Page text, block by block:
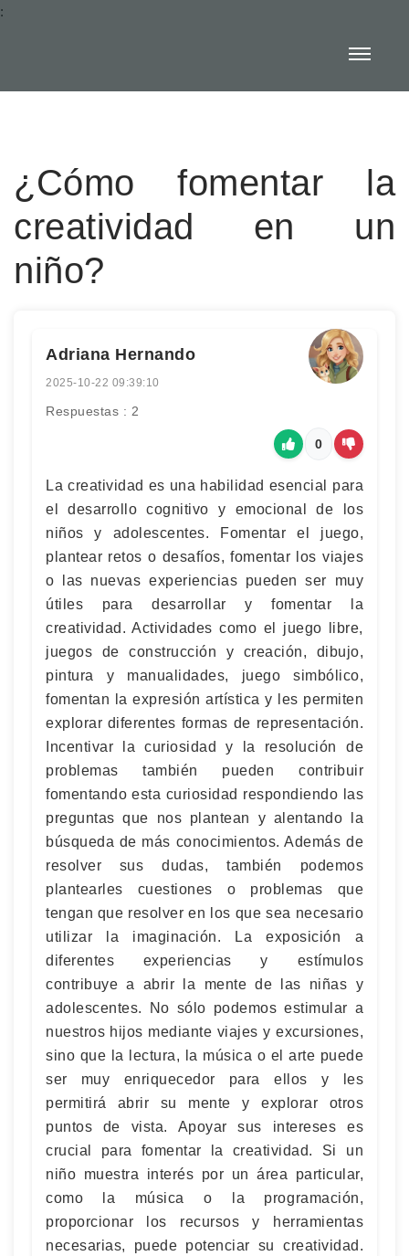
:
¿Cómo fomentar la
creatividad en un
niño?
Adriana Hernando
2025-10-22 09:39:10
Respuestas : 2
0
La creatividad es una habilidad esencial para
el desarrollo cognitivo y emocional de los
niños y adolescentes. Fomentar el juego,
plantear retos o desafíos, fomentar los viajes
o las nuevas experiencias pueden ser muy
útiles para desarrollar y fomentar la
creatividad. Actividades como el juego libre,
juegos de construcción y creación, dibujo,
pintura y manualidades, juego simbólico,
fomentan la expresión artística y les permiten
explorar diferentes formas de representación.
Incentivar la curiosidad y la resolución de
problemas también pueden contribuir
fomentando esta curiosidad respondiendo las
preguntas que nos plantean y alentando la
búsqueda de más conocimientos. Además de
resolver sus dudas, también podemos
plantearles cuestiones o problemas que
tengan que resolver en los que sea necesario
utilizar la imaginación. La exposición a
diferentes experiencias y estímulos
contribuye a abrir la mente de las niñas y
adolescentes. No sólo podemos estimular a
nuestros hijos mediante viajes y excursiones,
sino que la lectura, la música o el arte puede
ser muy enriquecedor para ellos y les
permitirá abrir su mente y explorar otros
puntos de vista. Apoyar sus intereses es
crucial para fomentar la creatividad. Si un
niño muestra interés por un área particular,
como la música o la programación,
proporcionar los recursos y herramientas
necesarias, puede potenciar su creatividad.